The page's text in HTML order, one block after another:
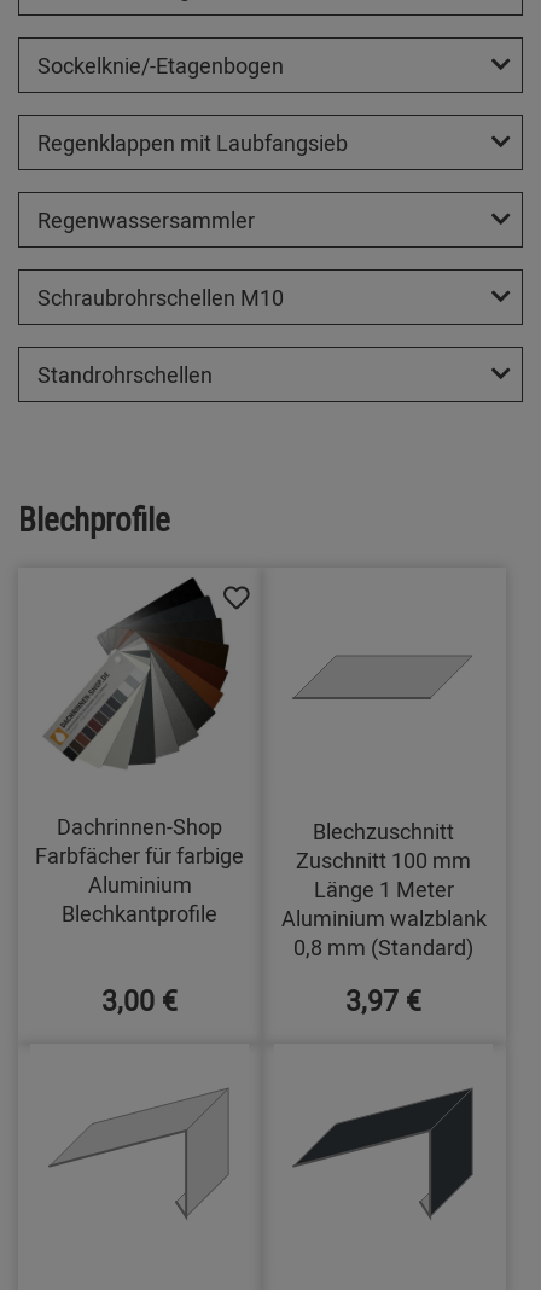
Sockelknie/-Etagenbogen
Regenklappen mit Laubfangsieb
Regenwassersammler
Schraubrohrschellen M10
Standrohrschellen
Blechprofile
Dachrinnen-Shop
Farbfächer für farbige
Aluminium
Blechkantprofile
3,00 €
Blechzuschnitt
Zuschnitt 100 mm
Länge 1 Meter
Aluminium walzblank
0,8 mm (Standard)
3,97 €